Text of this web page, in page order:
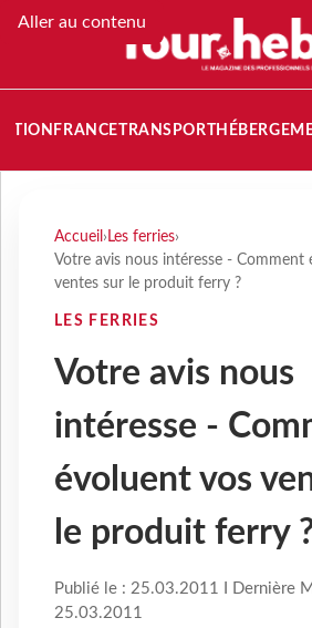
Aller au contenu
FRANCETRANSPORT
Accueil › Les ferries›
Votre avis nous intéresse - Comment
ventes sur le produit ferry ?
LES FERRIES
Votre avis nous
intéresse -
évoluent vos
le produit ferry
Publié le : 25.03.2011 I Dernière
25.03.2011